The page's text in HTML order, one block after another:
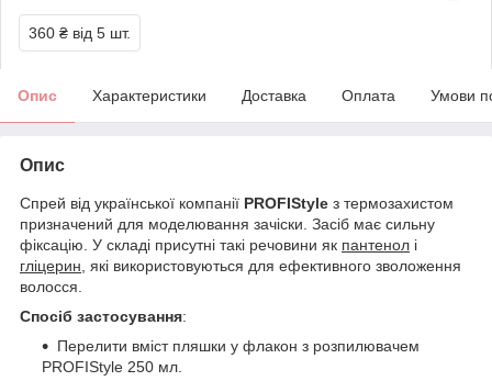
360 ₴ від 5 шт.
Опис Характеристики Доставка Оплата Умови
Опис
Спрей від української компанії PROFIStyle з термозахистом
призначений для моделювання зачіски. Засіб має сильну
фіксацію. У складі присутні такі речовини як пантенол і
гліцерин , які використовуються для ефективного зволоження
волосся.
Спосіб застосування:
Перелити вміст пляшки у флакон з розпилювачем
PROFIStyle 250 мл.